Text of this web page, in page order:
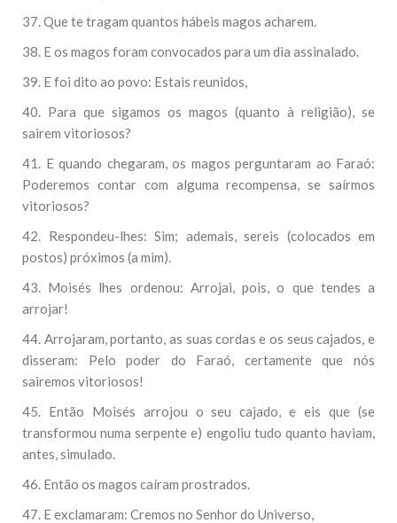
37. Que te tragam quantos hábeis magos acharem.
38. E os magos foram convocados para um dia assinalado.
39. E foi dito ao povo: Estais reunidos,
40. Para que sigamos os magos (quanto à religião), se
sairem vitoriosos?
41. E quando chegaram, os magos perguntaram ao Faraó:
Poderemos contar com alguma recompensa, se saírmos
vitoriosos?
42. Respondeu-lhes: Sim; ademais, sereis (colocados em
postos) próximos (a mim).
43. Moisés lhes ordenou: Arrojai, pois, o que tendes a
arrojar!
44. Arrojaram, portanto, as suas cordas e os seus cajados, e
disseram: Pelo poder do Faraó, certamente que nós
sairemos vitoriosos!
45. Então Moisés arrojou o seu cajado, e eis que (se
transformou numa serpente e) engoliu tudo quanto haviam,
antes, simulado.
46. Então os magos caíram prostrados.
47. E exclamaram: Cremos no Senhor do Universo,